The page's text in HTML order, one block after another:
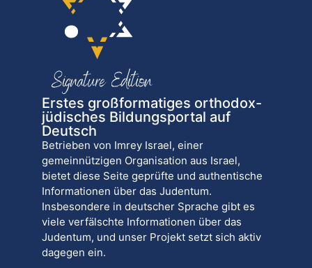
Erstes großformatiges orthodox-
jüdisches Bildungsportal auf
Deutsch
Betrieben von Imrey Israel, einer
gemeinnützigen Organisation aus Israel,
bietet diese Seite geprüfte und authentische
Informationen über das Judentum.
Insbesondere in deutscher Sprache gibt es
viele verfälschte Informationen über das
Judentum, und unser Projekt setzt sich aktiv
dagegen ein.